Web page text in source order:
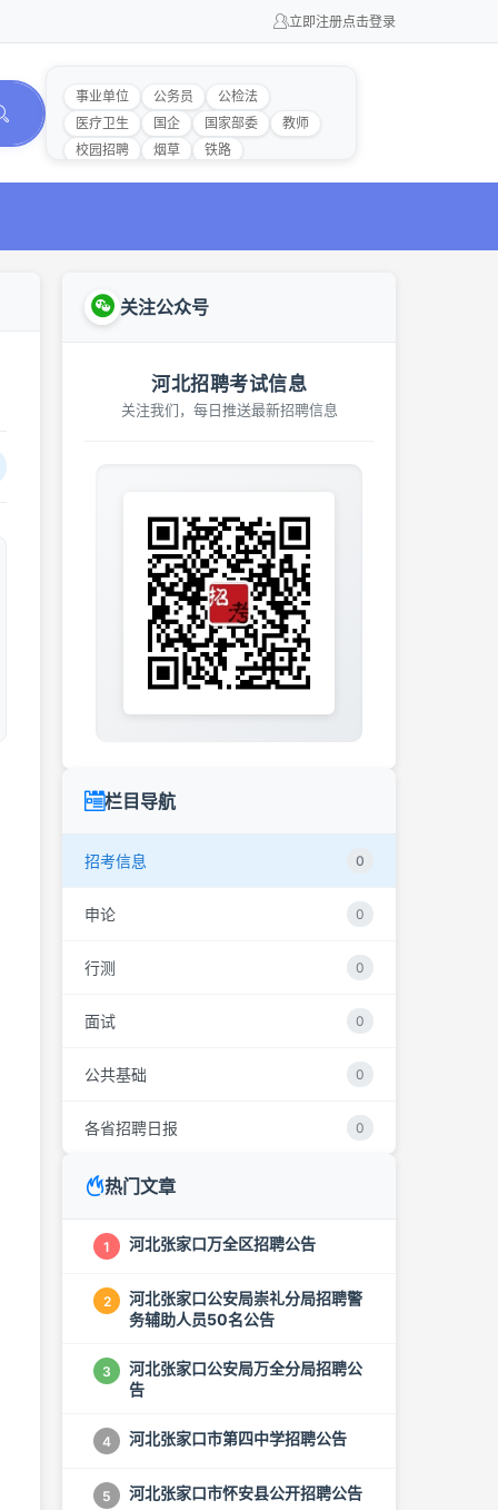
立即注册点击登录
事业单位 公务员
公检法
医疗卫生
国企 国家部委
教师
校园招聘
烟草 铁路
关注公众号
河北招聘考试信息
关注我们，每日推送最新招聘信息
栏目导航
招考信息 0
申论 0
行测 0
面试 0
公共基础 0
各省招聘日报 0
热门文章
1 河北张家口万全区招聘公告
2
河北张家口公安局崇礼分局招聘警
务辅助人员50名公告
3
河北张家口公安局万全分局招聘公
告
4 河北张家口市第四中学招聘公告
5 河北张家口市怀安县公开招聘公告